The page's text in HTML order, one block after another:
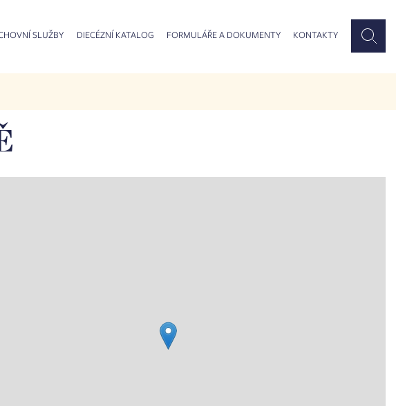
SLUŽBY DIECÉZNÍ KATALOG FORMULÁŘE A DOKUMENTY KONTAKTY